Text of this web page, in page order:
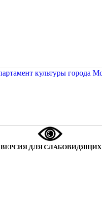
ВЕРСИЯ ДЛЯ СЛАБОВИДЯЩИХ